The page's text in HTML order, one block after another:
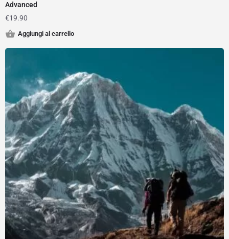
Advanced
€19.90
Aggiungi al carrello